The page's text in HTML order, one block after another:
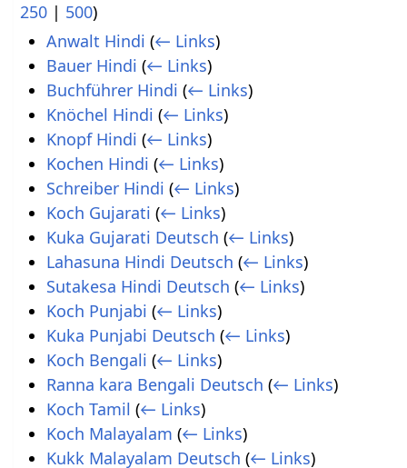
250 | 500)
Anwalt Hindi (← Links)
Bauer Hindi (← Links)
Buchführer Hindi (← Links)
Knöchel Hindi (← Links)
Knopf Hindi (← Links)
Kochen Hindi (← Links)
Schreiber Hindi (← Links)
Koch Gujarati (← Links)
Kuka Gujarati Deutsch (← Links)
Lahasuna Hindi Deutsch (← Links)
Sutakesa Hindi Deutsch (← Links)
Koch Punjabi (← Links)
Kuka Punjabi Deutsch (← Links)
Koch Bengali (← Links)
Ranna kara Bengali Deutsch (← Links)
Koch Tamil (← Links)
Koch Malayalam (← Links)
Kukk Malayalam Deutsch (← Links)